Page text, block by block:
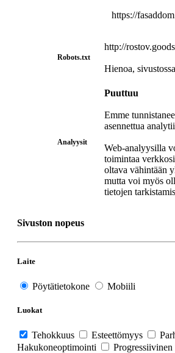
https://
Robots.txt
http://
Hienoa,
Analyysit
Puuttuu
Emme
asennettua
Web-analyysilla
toimintaa
oltava vähintään
mutta voi myös
tietojen
Sivuston nopeus
Laite
Pöytätietokone Mobiili
Luokat
Tehokkuus Esteettömyys
Hakukoneoptimointi